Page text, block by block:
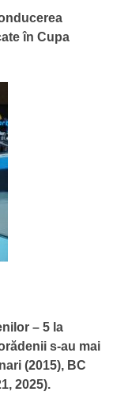
în Cupa
– 5 la
s-au mai
(2015), BC
2025).